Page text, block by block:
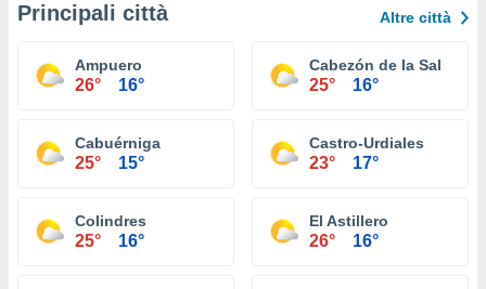
Principali città Altre città
Ampuero
26° 16°
Cabezón de la Sal
25° 16°
Cabuérniga
25° 15°
Castro-Urdiales
23° 17°
Colindres
25° 16°
El Astillero
26° 16°